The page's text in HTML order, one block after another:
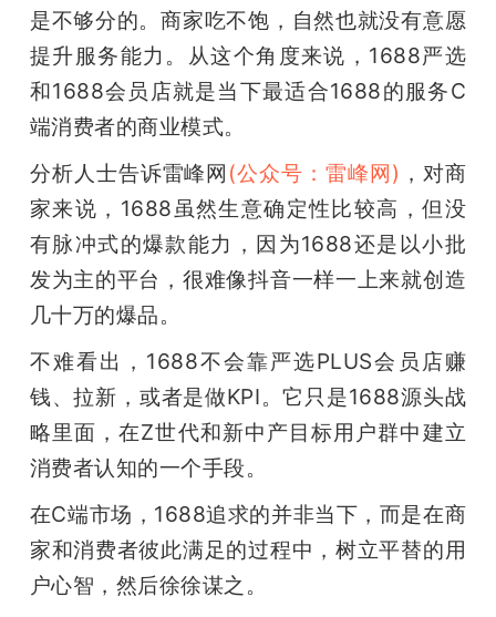
是不够分的。商家吃不饱，自然也就没有意愿
提升服务能力。从这个角度来说，1688严选
和1688会员店就是当下最适合1688的服务C
端消费者的商业模式。
分析人士告诉雷峰网 (公众号：雷峰网) ，对商
家来说，1688虽然生意确定性比较高，但没
有脉冲式的爆款能力，因为1688还是以小批
发为主的平台，很难像抖音一样一上来就创造
几十万的爆品。
不难看出，1688不会靠严选PLUS会员店赚
钱、拉新，或者是做KPI。它只是1688源头战
略里面，在Z世代和新中产目标用户群中建立
消费者认知的一个手段。
在C端市场，1688追求的并非当下，而是在商
家和消费者彼此满足的过程中，树立平替的用
户心智，然后徐徐谋之。